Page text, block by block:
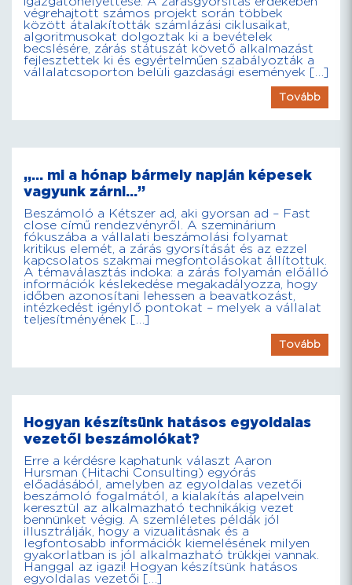
végrehajtott számos projekt során többek
között átalakították számlázási ciklusaikat,
algoritmusokat dolgoztak ki a bevételek
becslésére, zárás státuszát követő alkalmazást
fejlesztettek ki és egyértelműen szabályozták a
vállalatcsoporton belüli gazdasági események […]
Tovább
„… mi a hónap bármely napján képesek
vagyunk zárni…”
Beszámoló a Kétszer ad, aki gyorsan ad – Fast
close című rendezvényről. A szeminárium
fókuszába a vállalati beszámolási folyamat
kritikus elemét, a zárás gyorsítását és az ezzel
kapcsolatos szakmai megfontolásokat állítottuk.
A témaválasztás indoka: a zárás folyamán előálló
információk késlekedése megakadályozza, hogy
időben azonosítani lehessen a beavatkozást,
intézkedést igénylő pontokat – melyek a vállalat
teljesítményének […]
Tovább
Hogyan készítsünk hatásos egyoldalas
vezetői beszámolókat?
Erre a kérdésre kaphatunk választ Aaron
Hursman (Hitachi Consulting) egyórás
előadásából, amelyben az egyoldalas vezetői
beszámoló fogalmától, a kialakítás alapelvein
keresztül az alkalmazható technikákig vezet
bennünket végig. A szemléletes példák jól
illusztrálják, hogy a vizualitásnak és a
legfontosabb információk kiemelésének milyen
gyakorlatban is jól alkalmazható trükkjei vannak.
Hanggal az igazi! Hogyan készítsünk hatásos
egyoldalas vezetői […]